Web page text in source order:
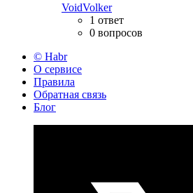
VoidVolker
1 ответ
0 вопросов
© Habr
О сервисе
Правила
Обратная связь
Блог